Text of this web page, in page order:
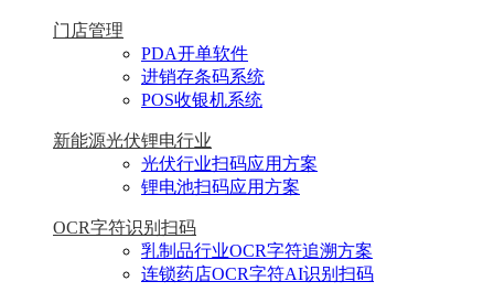
门店管理
PDA开单软件
进销存条码系统
POS收银机系统
新能源光伏锂电行业
光伏行业扫码应用方案
锂电池扫码应用方案
OCR字符识别扫码
乳制品行业OCR字符追溯方案
连锁药店OCR字符AI识别扫码